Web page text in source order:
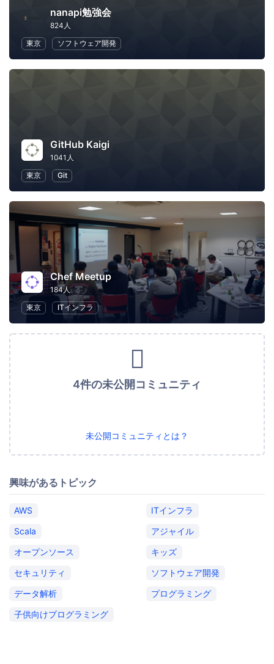
nanapi勉強会
824人
東京
ソフトウェア開発
GitHub Kaigi
1041人
東京
Git
Chef Meetup
184人
東京
ITインフラ
4件の未公開コミュニティ
未公開コミュニティとは？
興味があるトピック
AWS
ITインフラ
Scala
アジャイル
オープンソース
キッズ
セキュリティ
ソフトウェア開発
データ解析
プログラミング
子供向けプログラミング